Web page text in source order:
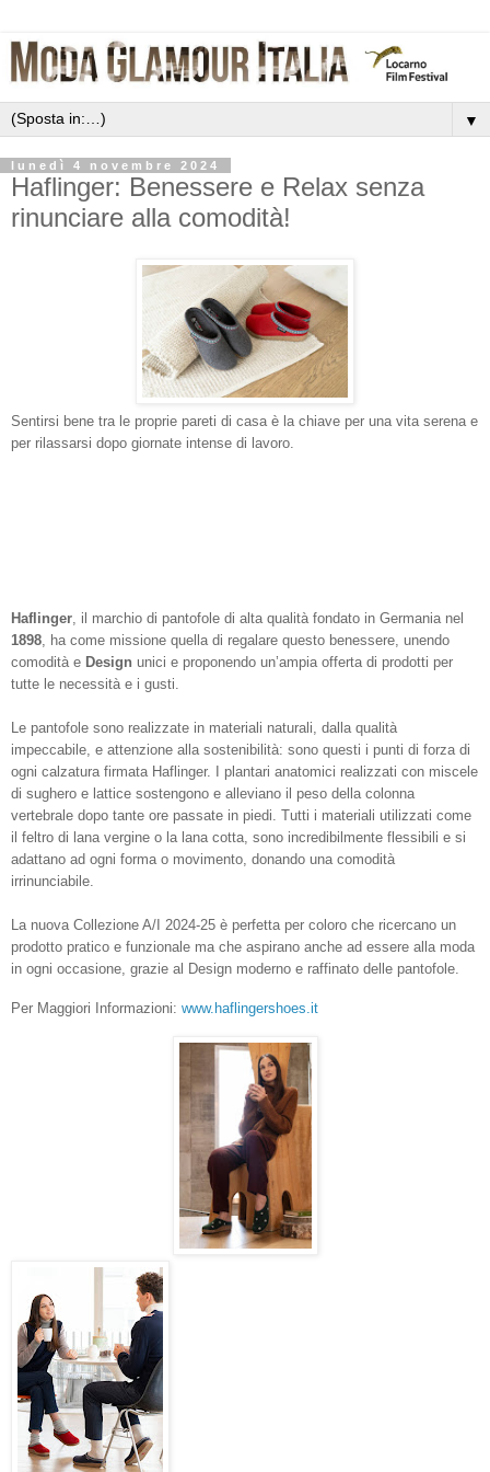
▼
lunedì 4 novembre 2024
Haflinger: Benessere e Relax senza
rinunciare alla comodità!
Sentirsi bene tra le proprie pareti di casa è la chiave per una vita serena e
per rilassarsi dopo giornate intense di lavoro.
Haflinger, il marchio di pantofole di alta qualità fondato in Germania nel
1898, ha come missione quella di regalare questo benessere, unendo
comodità e Design unici e proponendo un’ampia offerta di prodotti per
tutte le necessità e i gusti.
Le pantofole sono realizzate in materiali naturali, dalla qualità
impeccabile, e attenzione alla sostenibilità: sono questi i punti di forza di
ogni calzatura firmata Haflinger. I plantari anatomici realizzati con miscele
di sughero e lattice sostengono e alleviano il peso della colonna
vertebrale dopo tante ore passate in piedi. Tutti i materiali utilizzati come
il feltro di lana vergine o la lana cotta, sono incredibilmente flessibili e si
adattano ad ogni forma o movimento, donando una comodità
irrinunciabile.
La nuova Collezione A/I 2024-25 è perfetta per coloro che ricercano un
prodotto pratico e funzionale ma che aspirano anche ad essere alla moda
in ogni occasione, grazie al Design moderno e raffinato delle pantofole.
Per Maggiori Informazioni: www.haflingershoes.it